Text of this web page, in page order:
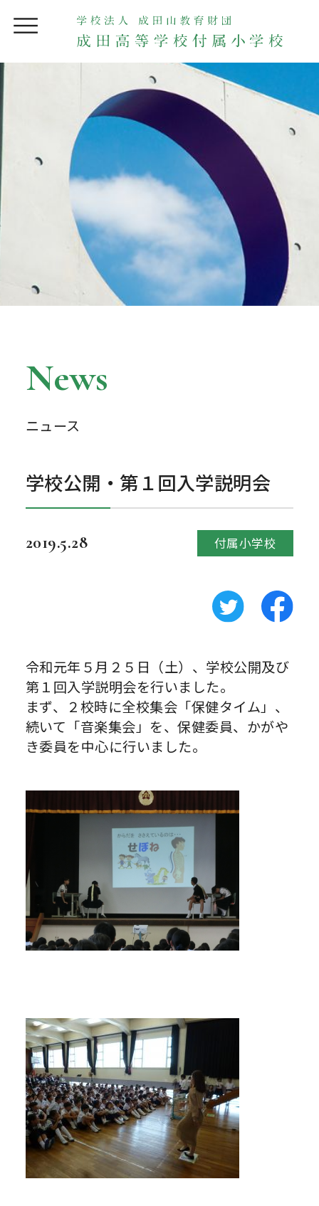
News
ニュース
学校公開・第１回入学説明会
2019.5.28 付属小学校
令和元年５月２５日（土）、学校公開及び
第１回入学説明会を行いました。
まず、２校時に全校集会「保健タイム」、
続いて「音楽集会」を、保健委員、かがや
き委員を中心に行いました。